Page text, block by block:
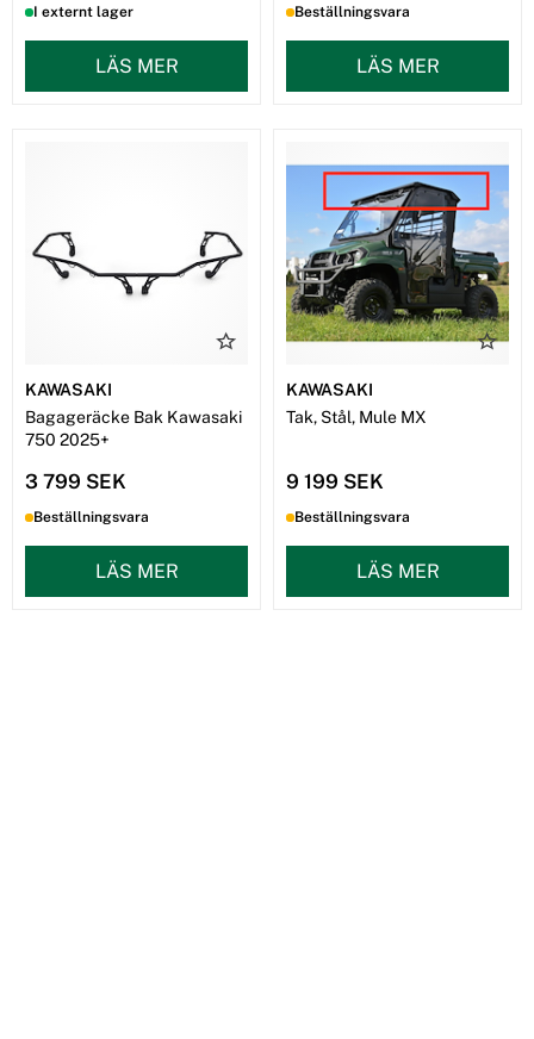
I externt lager
LÄS MER
Beställningsvara
LÄS MER
KAWASAKI
Bagageräcke Bak Kawasaki
750 2025+
3 799 SEK
Beställningsvara
LÄS MER
KAWASAKI
Tak, Stål, Mule MX
9 199 SEK
Beställningsvara
LÄS MER